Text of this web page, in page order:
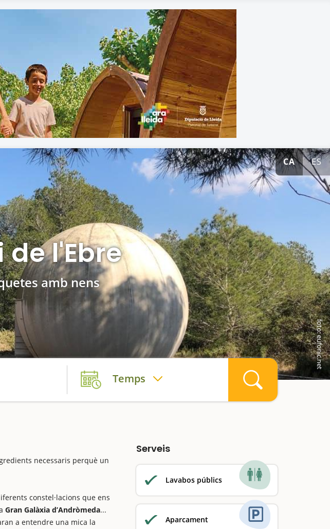
CA ES
l'Ebre
amb nens
foto: eufonic.net
Temps
necessaris perquè un
constel·lacions que ens
Gran Galàxia d’Andròmeda...
a entendre una mica la
Serveis
Lavabos públics
Aparcament